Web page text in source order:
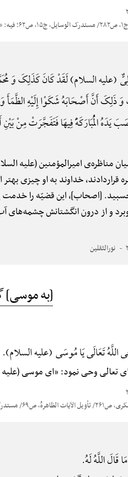
(علیه السلام) لَقَدْ کَانَ کَذَلِکَ وَ
أَنَّ أَصْحَابَهُ شَکَوْا إِلَیْهِ الظَّمَأَ
یَدَهُ الْمُبَارَکَهًَْ فِیهَا فَتَفَجَّرَتْ مِنْ
مناظره‌ی امیرالمؤمنین (علیه
قراردادند، خداوند به او چیزی
[اصحاب]، این قضیّه را خدمت
و از درون انگشتانش چشمه‌های
نورالثقلین
[به موسی]
اللَّهُ تَعَالَی یَا مُوسَی (علیه السلام).
تعالی وحی نمود: «ای موسی
اللَّهُ لَهُ.